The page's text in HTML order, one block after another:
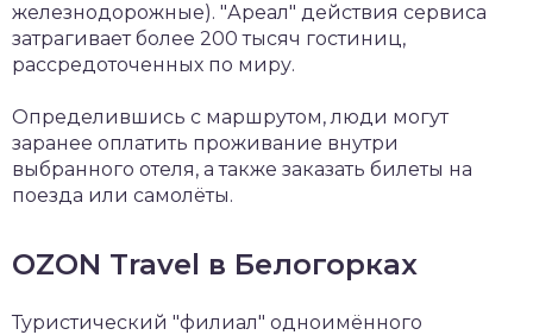
железнодорожные). "Ареал" действия сервиса
затрагивает более 200 тысяч гостиниц,
рассредоточенных по миру.
Определившись с маршрутом, люди могут
заранее оплатить проживание внутри
выбранного отеля, а также заказать билеты на
поезда или самолёты.
OZON Travel в Белогорках
Туристический "филиал" одноимённого